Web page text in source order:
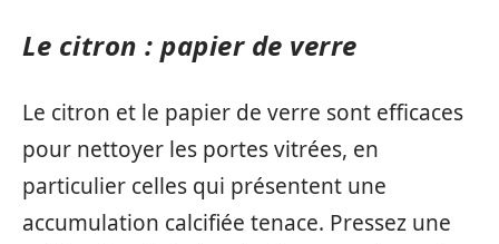
Le citron : papier de verre
Le citron et le papier de verre sont efficaces
pour nettoyer les portes vitrées, en
particulier celles qui présentent une
accumulation calcifiée tenace. Pressez une